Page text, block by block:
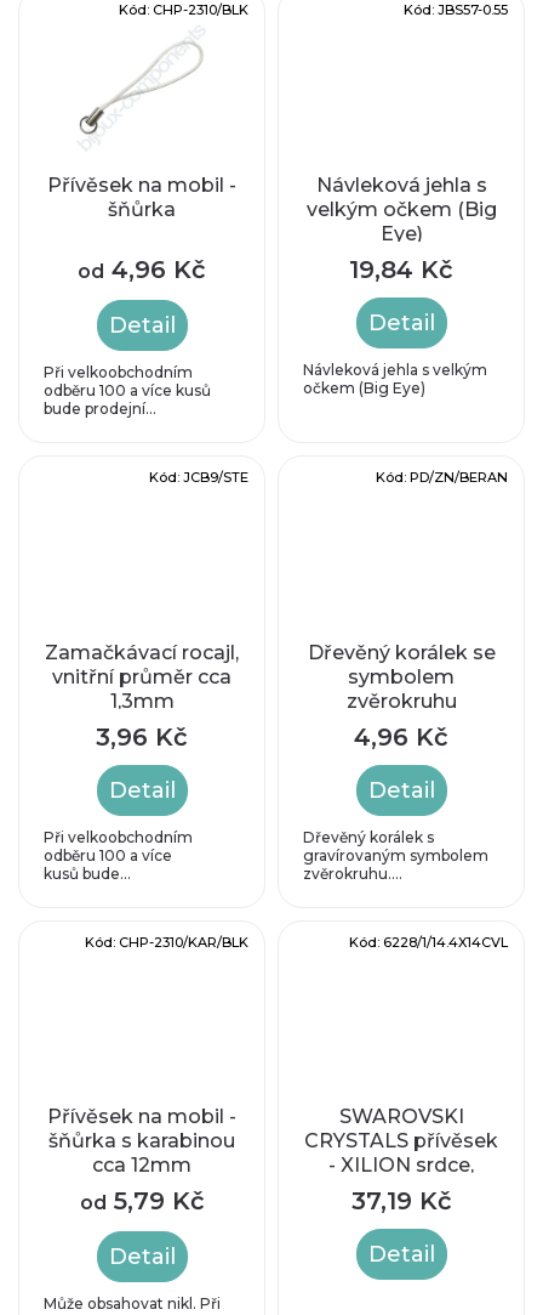
Přívěsek na mobil -
šňůrka
od 4,96 Kč
Detail
Při velkoobchodním
odběru 100 a více kusů
bude prodejní...
Kód: CHP-2310/BLK
Návleková jehla s
velkým očkem (Big
Eye)
19,84 Kč
Detail
Návleková jehla s velkým
očkem (Big Eye)
Kód: JBS57-0.55
Zamačkávací rocajl,
vnitřní průměr cca
1,3mm
3,96 Kč
Detail
Při velkoobchodním
odběru 100 a více
kusů bude...
Kód: JCB9/STE
Dřevěný korálek se
symbolem
zvěrokruhu
4,96 Kč
Detail
Dřevěný korálek s
gravírovaným symbolem
zvěrokruhu....
Kód: PD/ZN/BERAN
Přívěsek na mobil -
šňůrka s karabinou
cca 12mm
od 5,79 Kč
Detail
Může obsahovat nikl. Při
Kód: CHP-2310/KAR/BLK
SWAROVSKI
CRYSTALS přívěsek
- XILION srdce,
crystal vitrail light,
14,4x14mm
37,19 Kč
Detail
Kód: 6228/1/14.4X14CVL